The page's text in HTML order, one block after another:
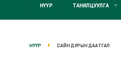
НҮҮР ТАНИЛЦУУЛГА
НҮҮР САЙН ДУРЫН ДААТГАЛ